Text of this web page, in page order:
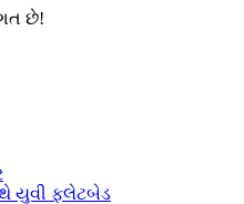
છે!
યુવી ફ્લેટબેડ